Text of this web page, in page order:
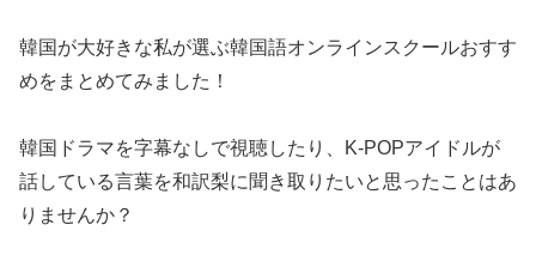
韓国が大好きな私が選ぶ韓国語オンラインスクールおすす
めをまとめてみました！
韓国ドラマを字幕なしで視聴したり、K-POPアイドルが
話している言葉を和訳梨に聞き取りたいと思ったことはあ
りませんか？